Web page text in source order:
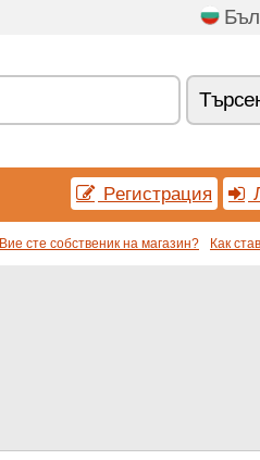
Pегистрация
Вие сте собственик на магазин? Как